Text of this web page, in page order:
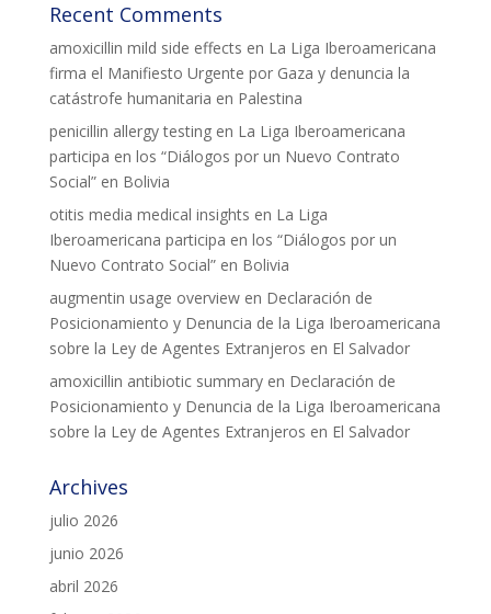
Recent Comments
amoxicillin mild side effects en La Liga Iberoamericana
firma el Manifiesto Urgente por Gaza y denuncia la
catástrofe humanitaria en Palestina
penicillin allergy testingen La Liga Iberoamericana
participa en los “Diálogos por un Nuevo Contrato
Social” en Bolivia
otitis media medical insights en La Liga
Iberoamericana participa en los “Diálogos por un
Nuevo Contrato Social” en Bolivia
augmentin usage overviewen Declaración de
Posicionamiento y Denuncia de la Liga Iberoamericana
sobre la Ley de Agentes Extranjeros en El Salvador
amoxicillin antibiotic summaryen Declaración de
Posicionamiento y Denuncia de la Liga Iberoamericana
sobre la Ley de Agentes Extranjeros en El Salvador
Archives
julio 2026
junio 2026
abril 2026
CONEIX FUNDESPLAI
La Fundació
L'equip
Missió i valors
Els comptes clars
Memòria d'activitats
Proposta educativa
ACTUALITAT
Diari de la Fundació
Fundesplai als mitjans